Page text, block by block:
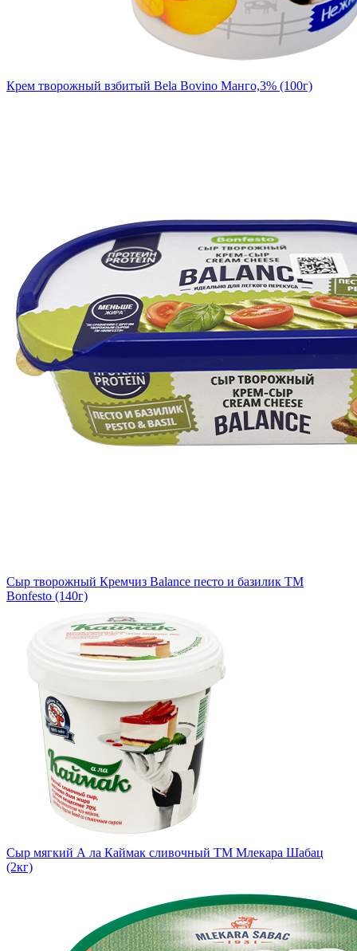
Крем творожный взбитый Bela Bovino Манго,3% (100г)
Сыр творожный Кремчиз Balance песто и базилик ТМ
Bonfesto (140г)
Сыр мягкий А ла Каймак сливочный TM Млекара Шабац
(2кг)